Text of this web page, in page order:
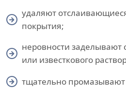
удаляют
покрытия;
неровности заделывают
или известкового
тщательно